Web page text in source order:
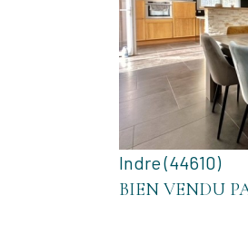
Indre (44610)
BIEN VENDU